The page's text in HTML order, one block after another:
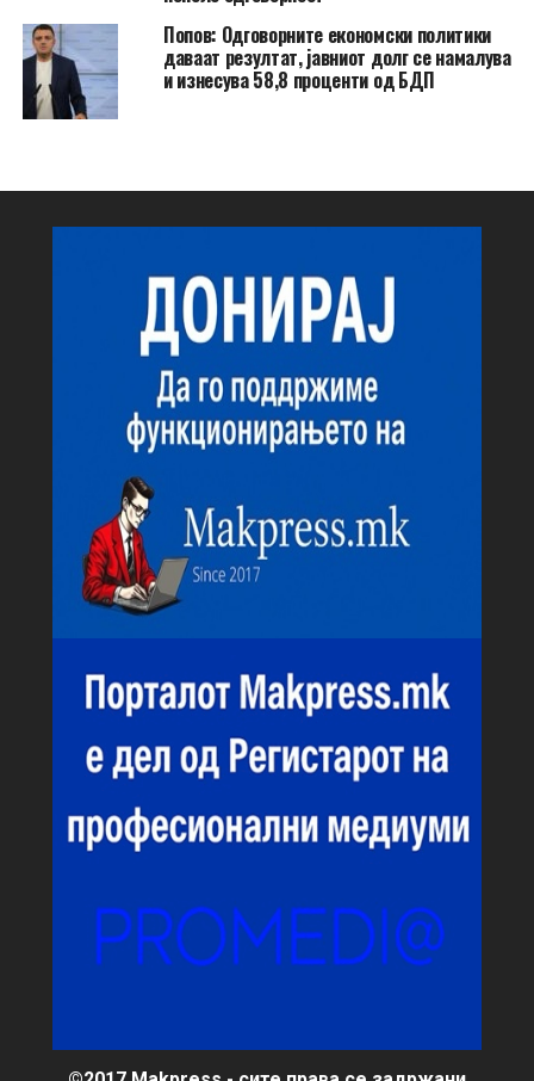
Попов: Одговорните економски политики
даваат резултат, јавниот долг се намалува
и изнесува 58,8 проценти од БДП